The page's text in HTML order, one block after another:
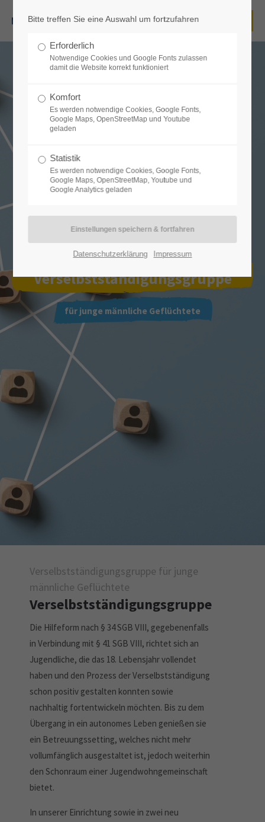
Benutzername
Passwort
Anmelden
Register|Lost your password?
Support
24h / 365days
We offer support for our customers
Mon - Fri 8:00am - 5:00pm
Get in touch
Cybersteel Inc.
376-293 City Road, Suite 600
San Francisco, CA 94102
info@yourdomain.com
About us
Lorem ipsum dolor sit amet, consectetuer
adipiscing elit.
Aenean commodo ligula eget dolor. Aenean massa. Cum
sociis natoque penatibus et magnis dis parturient montes,
nascetur ridiculus mus. Donec quam felis, ultricies nec.
Verselbstständigungsgruppe
für junge männliche Geflüchtete
Verselbstständigungsgruppe für junge
männliche Geflüchtete
Verselbstständigungsgruppe
Die Hilfeform nach § 34 SGB VIII, gegebenenfalls
in Verbindung mit § 41 SGB VIII, richtet sich an
Jugendliche, die das 18. Lebensjahr vollendet
haben und den Prozess der Verselbstständigung
schon positiv gestalten konnten sowie
nachhaltig fortentwickeln möchten. Bis zu dem
Übergang in ein autonomes Leben genießen sie
ein Betreuungssetting, welches nicht mehr
vollumfänglich ausgestaltet ist, jedoch weiterhin
den Schonraum einer Jugendwohngemeinschaft
bietet.
In unserer Einrichtung sowie in zwei neu
Bitte treffen Sie eine Auswahl um fortzufahren
Erforderlich
Notwendige Cookies und Google Fonts zulassen
damit die Website korrekt funktioniert
Komfort
Es werden notwendige Cookies, Google Fonts,
Google Maps, OpenStreetMap und Youtube
geladen
Statistik
Es werden notwendige Cookies, Google Fonts,
Google Maps, OpenStreetMap, Youtube und
Google Analytics geladen
Datenschutzerklärung Impressum